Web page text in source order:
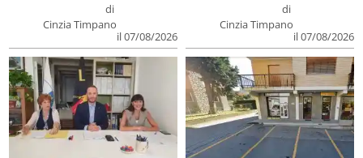
di
Cinzia Timpano
il 07/08/2026
di
Cinzia Timpano
il 07/08/2026